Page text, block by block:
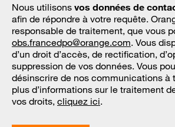
Nous utilisons vos données de
afin de répondre à votre requête.
responsable de traitement, que vous
obs.francedpo@orange.com. Vous
d’un droit d’accès, de rectification,
suppression de vos données. Vous
désinscrire de nos communications à
plus d’informations sur le traitement
vos droits, cliquez ici.